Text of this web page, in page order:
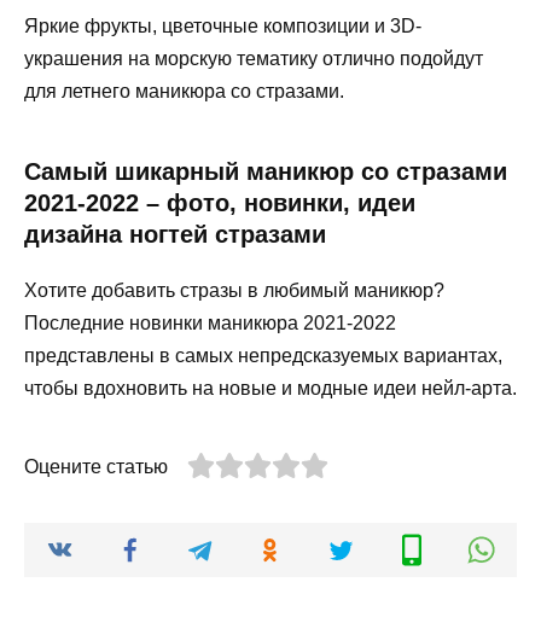
Яркие фрукты, цветочные композиции и 3D-
украшения на морскую тематику отлично подойдут
для летнего маникюра со стразами.
Самый шикарный маникюр со стразами
2021-2022 – фото, новинки, идеи
дизайна ногтей стразами
Хотите добавить стразы в любимый маникюр?
Последние новинки маникюра 2021-2022
представлены в самых непредсказуемых вариантах,
чтобы вдохновить на новые и модные идеи нейл-арта.
Оцените статью